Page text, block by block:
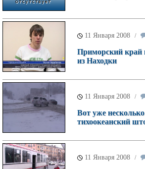
11 Января 2008 /
Приморский край
из Находки
11 Января 2008 /
Вот уже
тихоокеанский
11 Января 2008 /